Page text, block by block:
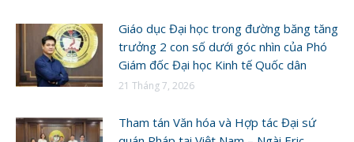
Giáo dục Đại học trong đường băng tăng
trưởng 2 con số dưới góc nhìn của Phó
Giám đốc Đại học Kinh tế Quốc dân
21 Tháng 7, 2026
Tham tán Văn hóa và Hợp tác Đại sứ